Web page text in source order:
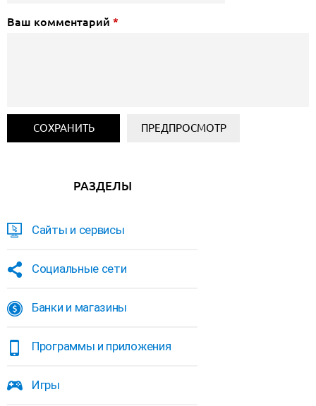
Ваш комментарий *
РАЗДЕЛЫ
Сайты и сервисы
Социальные сети
Банки и магазины
Программы и приложения
Игры